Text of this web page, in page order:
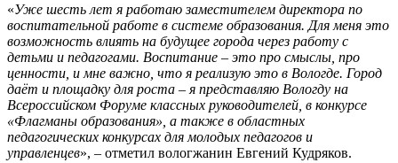
«Уже шесть лет я работаю заместителем директора по
воспитательной работе в системе образования. Для меня это
возможность влиять на будущее города через работу с
детьми и педагогами. Воспитание – это про смыслы, про
ценности, и мне важно, что я реализую это в Вологде. Город
даёт и площадку для роста – я представляю Вологду на
Всероссийском Форуме классных руководителей, в конкурсе
«Флагманы образования», а также в областных
педагогических конкурсах для молодых педагогов и
управленцев», – отметил вологжанин Евгений Кудряков.